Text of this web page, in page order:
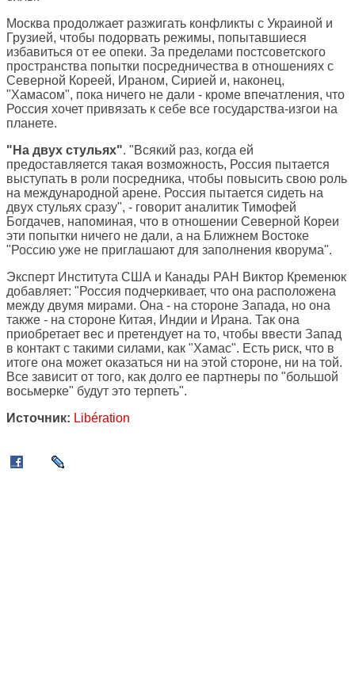
Москва продолжает разжигать конфликты с Украиной и
Грузией, чтобы подорвать режимы, попытавшиеся
избавиться от ее опеки. За пределами постсоветского
пространства попытки посредничества в отношениях с
Северной Кореей, Ираном, Сирией и, наконец,
"Хамасом", пока ничего не дали - кроме впечатления, что
Россия хочет привязать к себе все государства-изгои на
планете.
"На двух стульях". "Всякий раз, когда ей
предоставляется такая возможность, Россия пытается
выступать в роли посредника, чтобы повысить свою роль
на международной арене. Россия пытается сидеть на
двух стульях сразу", - говорит аналитик Тимофей
Богдачев, напоминая, что в отношении Северной Кореи
эти попытки ничего не дали, а на Ближнем Востоке
"Россию уже не приглашают для заполнения кворума".
Эксперт Института США и Канады РАН Виктор Кременюк
добавляет: "Россия подчеркивает, что она расположена
между двумя мирами. Она - на стороне Запада, но она
также - на стороне Китая, Индии и Ирана. Так она
приобретает вес и претендует на то, чтобы ввести Запад
в контакт с такими силами, как "Хамас". Есть риск, что в
итоге она может оказаться ни на этой стороне, ни на той.
Все зависит от того, как долго ее партнеры по "большой
восьмерке" будут это терпеть".
Источник: Libération